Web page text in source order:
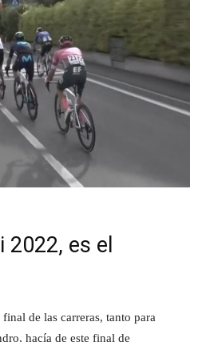
es el
de las carreras, tanto para
hacía de este final de